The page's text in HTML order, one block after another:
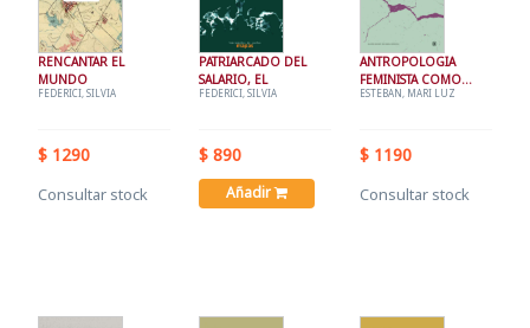
RENCANTAR EL
MUNDO
FEDERICI, SILVIA
$ 1290
Consultar stock
PATRIARCADO DEL
SALARIO, EL
FEDERICI, SILVIA
$ 890
Añadir
ANTROPOLOGIA
FEMINISTA COMO
DESAFIO, LA
ESTEBAN, MARI LUZ
$ 1190
Consultar stock